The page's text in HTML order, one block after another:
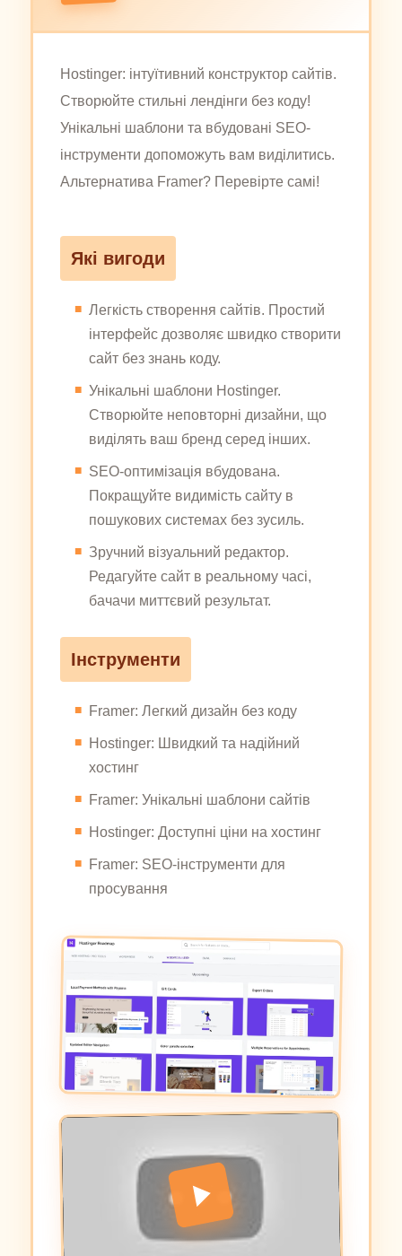
Hostinger: інтуїтивний конструктор сайтів.
Створюйте стильні лендінги без коду!
Унікальні шаблони та вбудовані SEO-
інструменти допоможуть вам виділитись.
Альтернатива Framer? Перевірте самі!
Які вигоди
Легкість створення сайтів. Простий
інтерфейс дозволяє швидко створити
сайт без знань коду.
Унікальні шаблони Hostinger.
Створюйте неповторні дизайни, що
виділять ваш бренд серед інших.
SEO-оптимізація вбудована.
Покращуйте видимість сайту в
пошукових системах без зусиль.
Зручний візуальний редактор.
Редагуйте сайт в реальному часі,
бачачи миттєвий результат.
Інструменти
Framer: Легкий дизайн без коду
Hostinger: Швидкий та надійний
хостинг
Framer: Унікальні шаблони сайтів
Hostinger: Доступні ціни на хостинг
Framer: SEO-інструменти для
просування